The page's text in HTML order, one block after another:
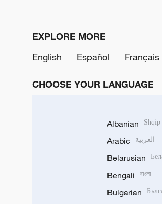
EXPLORE MORE
English
Español Français
CHOOSE YOUR LANGUAGE
Albanian Shqip
Arabic العربية
Belarusian
Bengali বাংলা
Bulgarian